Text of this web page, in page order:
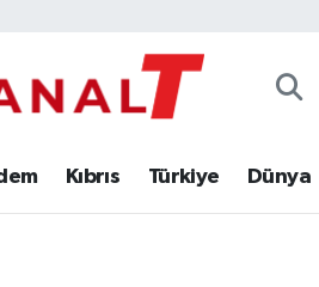
Kıbrıs Türkiye Dünya